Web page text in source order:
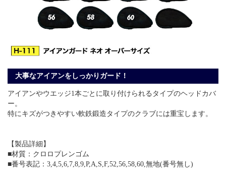
大事なアイアンをしっかりガード！
アイアンやウエッジ1本ごとに取り付けられるタイプのヘッドカバ
ー。
特にキズがつきやすい軟鉄鍛造タイプのクラブには重宝します。
【製品詳細】
■材質：クロロプレンゴム
■番号表記：3,4,5,6,7,8,9,P,A,S,F,52,56,58,60,無地(番号無し)